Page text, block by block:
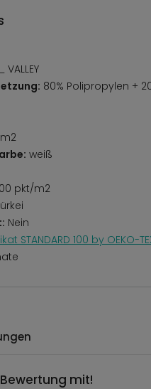
VALLEY
80% Polipropylen +
weiß
pkt/m2
Nein
STANDARD 100 by OEKO-
mit!